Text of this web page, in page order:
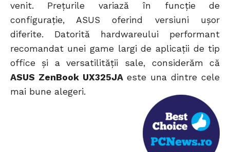
venit. Prețurile variază în funcție de
configurație, ASUS oferind versiuni ușor
diferite. Datorită hardwareului performant
recomandat unei game largi de aplicații de tip
office și a versatilității sale, considerăm că
ASUS ZenBook UX325JAeste una dintre cele
mai bune alegeri.